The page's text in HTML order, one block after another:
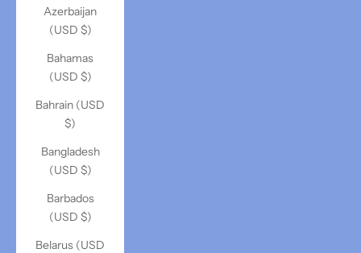
Azerbaijan
(USD $)
Bahamas
(USD $)
Bahrain (USD
$)
Bangladesh
(USD $)
Barbados
(USD $)
Belarus (USD